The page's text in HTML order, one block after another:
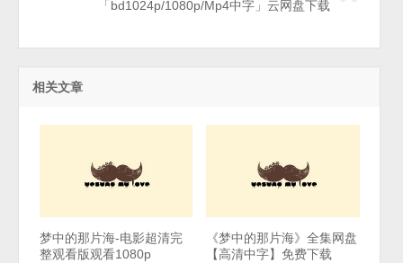
「bd1024p/1080p/Mp4中字」云网盘下载
相关文章
梦中的那片海-电影超清完
整观看版观看1080p
《梦中的那片海》全集网盘
【高清中字】免费下载